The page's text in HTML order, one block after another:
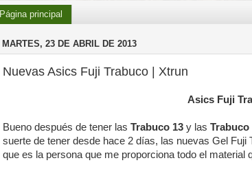
Página principal
MARTES, 23 DE ABRIL DE 2013
Nuevas Asics Fuji Trabuco | Xtrun
Asics Fuji
Bueno después de tener las Trabuco 13 y las Trabuco
suerte de tener desde hace 2 días, las nuevas Gel Fuji
que es la persona que me proporciona todo el